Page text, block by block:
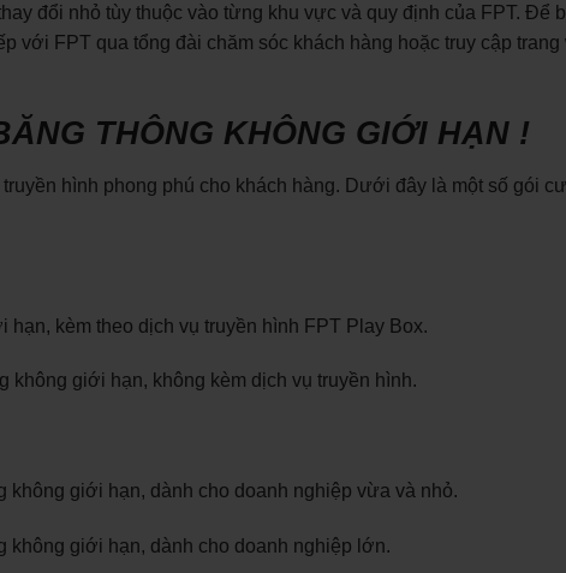
đổi nhỏ tùy thuộc vào từng khu vực và quy định của FPT. Để
với FPT qua tổng đài chăm sóc khách hàng hoặc truy cập trang
THÔNG KHÔNG GIỚI HẠN !
hình phong phú cho khách hàng. Dưới đây là một số gói
kèm theo dịch vụ truyền hình FPT Play Box.
không giới hạn, không kèm dịch vụ truyền hình.
không giới hạn, dành cho doanh nghiệp vừa và nhỏ.
không giới hạn, dành cho doanh nghiệp lớn.